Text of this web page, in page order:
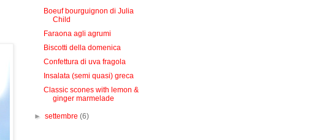
Boeuf bourguignon di Julia
Child
Faraona agli agrumi
Biscotti della domenica
Confettura di uva fragola
Insalata (semi quasi) greca
Classic scones with lemon &
ginger marmelade
►settembre(6)